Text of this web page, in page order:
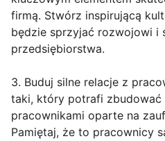
firmą. Stwórz inspirującą
będzie sprzyjać rozwojowi i
przedsiębiorstwa.
3. Buduj silne relacje z
taki, który potrafi zbudować
pracownikami oparte na
Pamiętaj, że to pracownicy